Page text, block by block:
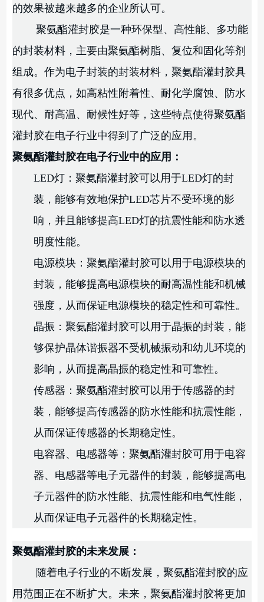
的效果被越来越多的企业所认可。
聚氨酯灌封胶是一种环保型、高性能、多功能
的封装材料，主要由聚氨酯树脂、复位和固化等剂
组成。作为电子封装的封装材料，聚氨酯灌封胶具
有很多优点，如高粘性附着性、耐化学腐蚀、防水
现代、耐高温、耐候性好等，这些特点使得聚氨酯
灌封胶在电子行业中得到了广泛的应用。
聚氨酯灌封胶在电子行业中的应用：
LED灯：聚氨酯灌封胶可以用于LED灯的封
装，能够有效地保护LED芯片不受环境的影
响，并且能够提高LED灯的抗震性能和防水透
明度性能。
电源模块：聚氨酯灌封胶可以用于电源模块的
封装，能够提高电源模块的耐高温性能和机械
强度，从而保证电源模块的稳定性和可靠性。
晶振：聚氨酯灌封胶可以用于晶振的封装，能
够保护晶体谐振器不受机械振动和幼儿环境的
影响，从而提高晶振的稳定性和可靠性。
传感器：聚氨酯灌封胶可以用于传感器的封
装，能够提高传感器的防水性能和抗震性能，
从而保证传感器的长期稳定性。
电容器、电感器等：聚氨酯灌封胶可用于电容
器、电感器等电子元器件的封装，能够提高电
子元器件的防水性能、抗震性能和电气性能，
从而保证电子元器件的长期稳定性。
聚氨酯灌封胶的未来发展：
随着电子行业的不断发展，聚氨酯灌封胶的应
用范围正在不断扩大。未来，聚氨酯灌封胶将更加